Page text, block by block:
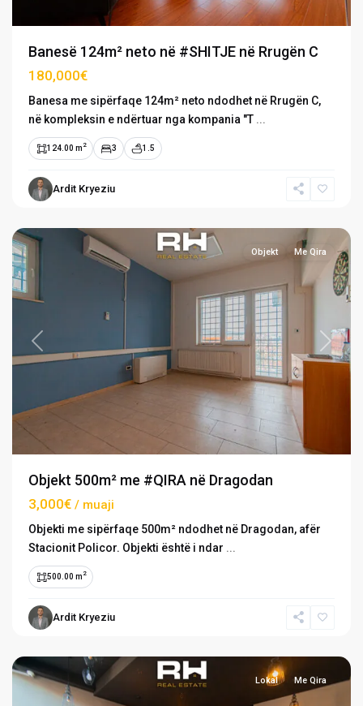
Banesë 124m² neto në #SHITJE në Rrugën C
180,000€
Banesa me sipërfaqe 124m² neto ndodhet në Rrugën C,
në kompleksin e ndërtuar nga kompania "T ...
124.00 m 2 3 1.5
Ardit Kryeziu
Dragodan
Arbëri,
Previous Next
Objekt Me Qira
Objekt 500m² me #QIRA në Dragodan
3,000€ / muaji
Objekti me sipërfaqe 500m² ndodhet në Dragodan, afër
Stacionit Policor. Objekti është i ndar ...
500.00 m 2
Ardit Kryeziu
Bregu
Diellit,
Lokal Me Qira